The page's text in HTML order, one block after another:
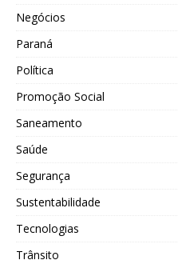
Negócios
Paraná
Política
Promoção Social
Saneamento
Saúde
Segurança
Sustentabilidade
Tecnologias
Trânsito